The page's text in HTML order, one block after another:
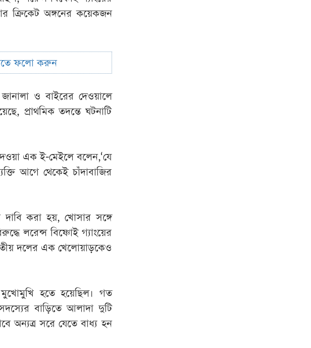
ক্রিকেট অঙ্গনের কয়েকজন
ফলো করুন
ও বাইরের দেওয়ালে
প্রাথমিক তদন্তে ঘটনাটি
এক ই-মেইলে বলেন,‘যে
আগে থেকেই চাঁদাবাজির
করা হয়, খোসার সঙ্গে
লরেন্স বিষ্ণোই গ্যাংয়ের
দলের এক খেলোয়াড়কেও
হতে হয়েছিল। গত
বাড়িতে আলাদা দুটি
অন্যত্র সরে যেতে বাধ্য হন